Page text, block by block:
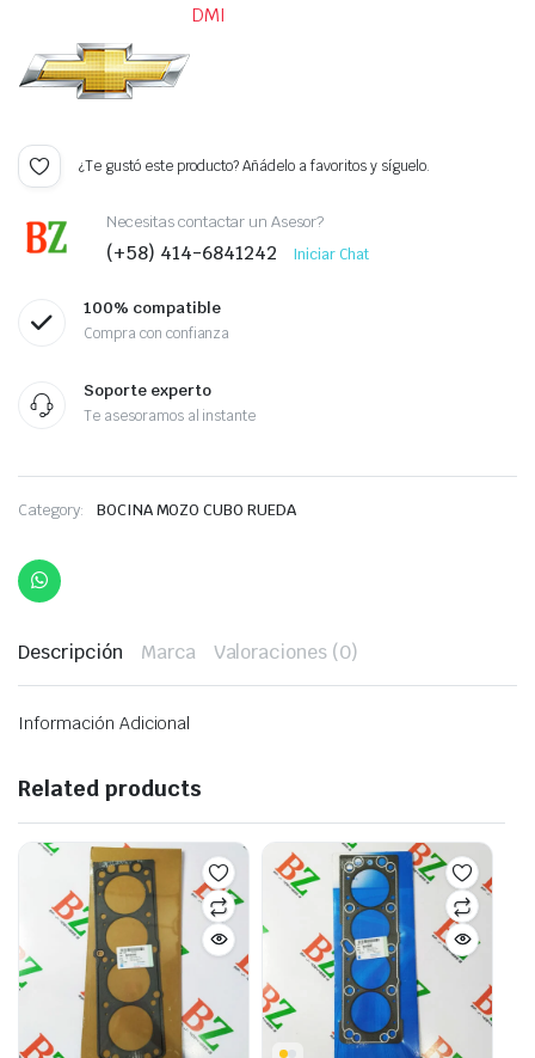
DMI
¿Te gustó este producto? Añádelo a favoritos y síguelo.
Necesitas contactar un Asesor?
(+58) 414-6841242 Iniciar Chat
100% compatible
Compra con confianza
Soporte experto
Te asesoramos al instante
Category: BOCINA MOZO CUBO RUEDA
Descripción Marca Valoraciones (0)
Información Adicional
Related products